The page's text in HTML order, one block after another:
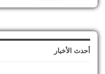
أحدث الأخبار